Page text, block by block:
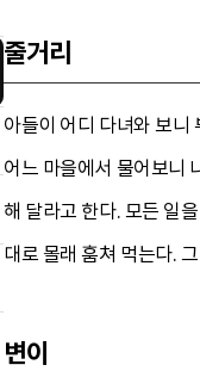
줄거리
아들이 어디 다녀와 보니
어느 마을에서 물어보니
해 달라고 한다. 모든 일
대로 몰래 훔쳐 먹는다.
변이